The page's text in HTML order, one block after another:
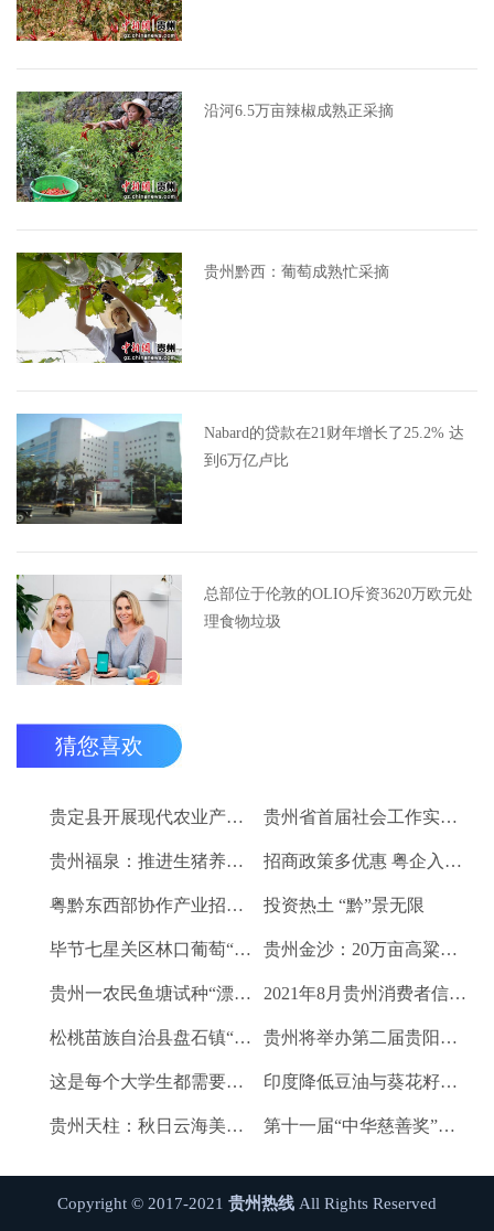
沿河6.5万亩辣椒成熟正采摘
贵州黔西：葡萄成熟忙采摘
Nabard的贷款在21财年增长了25.2% 达
到6万亿卢比
总部位于伦敦的OLIO斥资3620万欧元处
理食物垃圾
猜您喜欢
贵定县开展现代农业产业“稻+N”田间示范技术培训 贵州省首届社会工作实务技能大赛启动
贵州福泉：推进生猪养殖现代化 开创产业发展新格局 招商政策多优惠 粤企入黔得实惠
粤黔东西部协作产业招商对接会将于9月8日举行 投资热土 “黔”景无限
毕节七星关区林口葡萄“卖”进羊城 贵州金沙：20万亩高粱、2.67万亩烤烟喜获丰收
贵州一农民鱼塘试种“漂浮水稻”获成功 亩产千斤稻谷 2021年8月贵州消费者信心及健康指数创下新高
松桃苗族自治县盘石镇“三驾马车”拉出人民群众平安幸福生活 贵州将举办第二届贵阳工业博览会
这是每个大学生都需要的1个金融工具 印度降低豆油与葵花籽油进口税以平息价格
贵州天柱：秋日云海美如画 第十一届“中华慈善奖”揭晓 贵州2企业1项目1人获奖
Copyright © 2017-2021 贵州热线 All Rights Reserved